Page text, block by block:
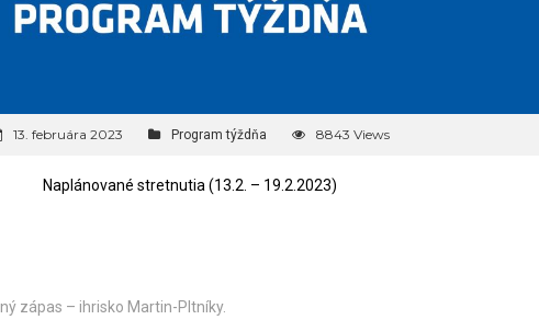
13. februára 2023 Program týždňa 8843 Views
Naplánované stretnutia (13.2. – 19.2.2023)
zápas – ihrisko Martin-Pltníky.